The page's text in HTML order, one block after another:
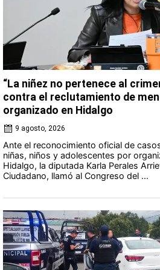
“La niñez no pertenece al
contra el reclutamiento de
organizado en Hidalgo
9 agosto, 2026
Ante el reconocimiento oficial de
niñas, niños y adolescentes por
Hidalgo, la diputada Karla Perales
Ciudadano, llamó al Congreso del ...